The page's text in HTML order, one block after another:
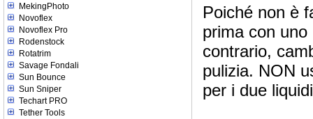
MekingPhoto
Novoflex
Novoflex Pro
Rodenstock
Rotatrim
Savage Fondali
Sun Bounce
Sun Sniper
Techart PRO
Tether Tools
Poiché non è
prima con
contrario,
pulizia. NON
per i due